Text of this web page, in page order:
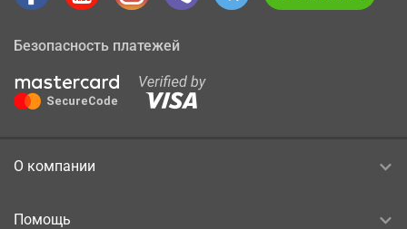
Безопасность платежей
О компании
Помощь